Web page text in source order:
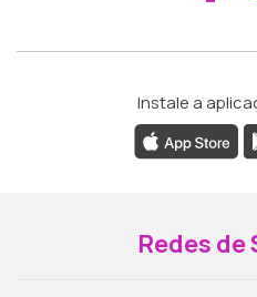
Instale a
Redes